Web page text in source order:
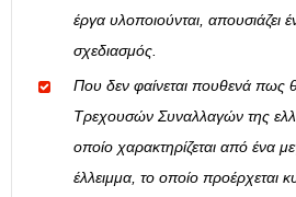
έργα υλοποιούνται, απουσιάζει
σχεδιασμός.
Που δεν φαίνεται πουθενά πως
Τρεχουσών Συναλλαγών της
οποίο χαρακτηρίζεται από ένα
έλλειμμα, το οποίο προέρχεται